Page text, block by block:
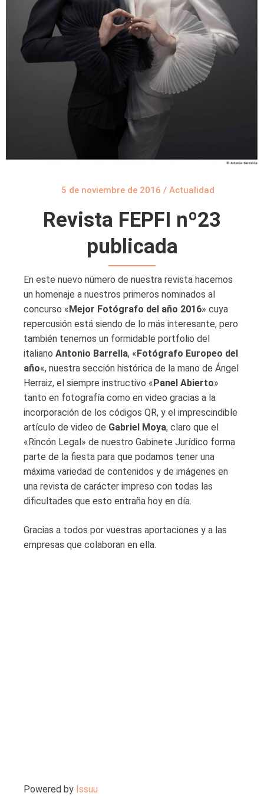
5 de noviembre de 2016 / Actualidad
Revista FEPFI nº23
publicada
En este nuevo número de nuestra revista hacemos
un homenaje a nuestros primeros nominados al
concurso «Mejor Fotógrafo del año 2016» cuya
repercusión está siendo de lo más interesante, pero
también tenemos un formidable portfolio del
italiano Antonio Barrella, «Fotógrafo Europeo del
año«, nuestra sección histórica de la mano de Ángel
Herraiz, el siempre instructivo «Panel Abierto»
tanto en fotografía como en video gracias a la
incorporación de los códigos QR, y el imprescindible
artículo de video de Gabriel Moya, claro que el
«Rincón Legal» de nuestro Gabinete Jurídico forma
parte de la fiesta para que podamos tener una
máxima variedad de contenidos y de imágenes en
una revista de carácter impreso con todas las
dificultades que esto entraña hoy en día.
Gracias a todos por vuestras aportaciones y a las
empresas que colaboran en ella.
Powered by Issuu